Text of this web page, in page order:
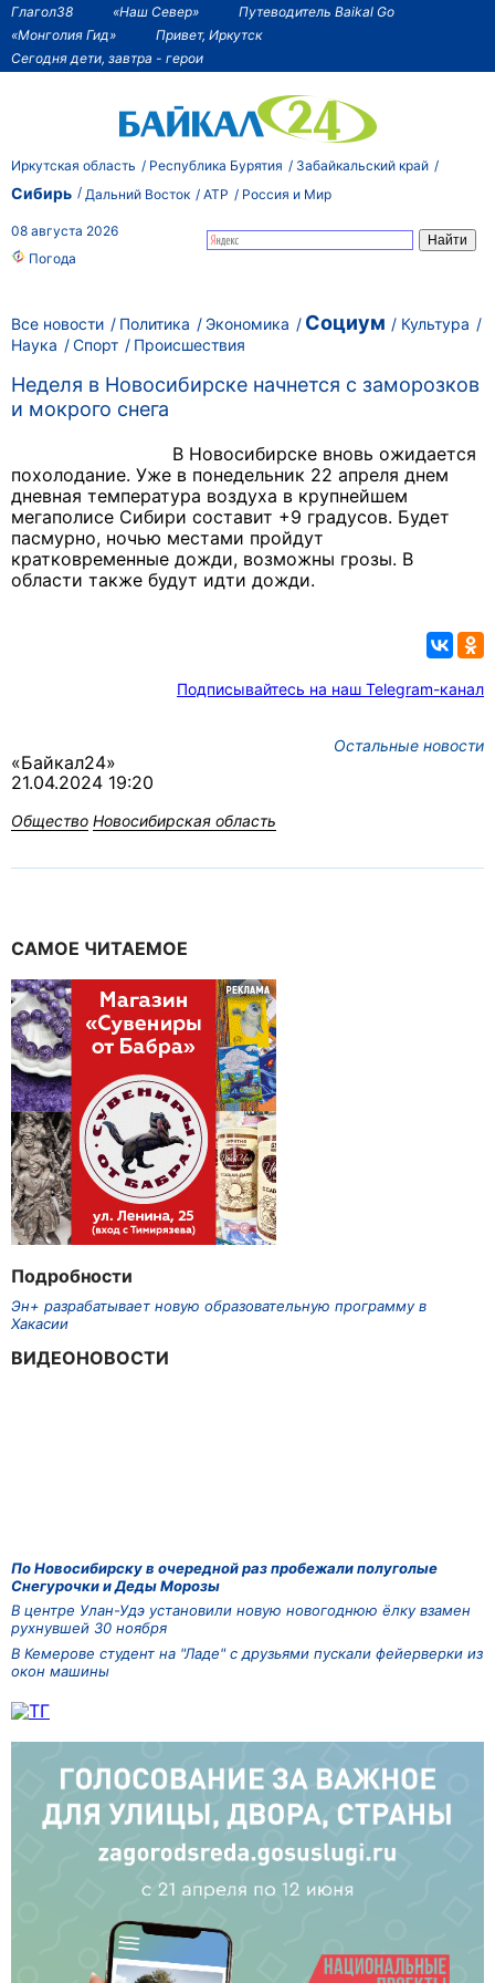
Глагол38 «Наш Север»
Путеводитель Baikal Go
«Монголия Гид»
Привет, Иркутск
Сегодня дети, завтра - герои
Иркутская область Республика Бурятия Забайкальский край
Сибирь Дальний Восток АТР Россия и Мир
08 августа 2026
Погода
Все новости Политика Экономика Социум
Культура
Наука
Спорт Происшествия
Неделя в Новосибирске начнется с заморозков
и мокрого снега
В Новосибирске вновь ожидается
похолодание. Уже в понедельник 22 апреля днем
дневная температура воздуха в крупнейшем
мегаполисе Сибири составит +9 градусов. Будет
пасмурно, ночью местами пройдут
кратковременные дожди, возможны грозы. В
области также будут идти дожди.
Подписывайтесь на наш Telegram-канал
Остальные новости
«Байкал24»
21.04.2024 19:20
Общество Новосибирская область
САМОЕ ЧИТАЕМОЕ
Подробности
Эн+ разрабатывает новую образовательную программу в
Хакасии
ВИДЕОНОВОСТИ
По Новосибирску в очередной раз пробежали полуголые
Снегурочки и Деды Морозы
В центре Улан-Удэ установили новую новогоднюю ёлку взамен
рухнувшей 30 ноября
В Кемерове студент на "Ладе" с друзьями пускали фейерверки из
окон машины